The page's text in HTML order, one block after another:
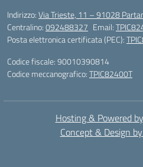
Indirizzo:Via Trieste, 11 – 91028
Centralino:092488327 Email:
Posta elettronica certificata (PEC):
Codice fiscale: 90010390814
Codice meccanografico:TPIC82400T
Hosting & Powered
Concept & Design